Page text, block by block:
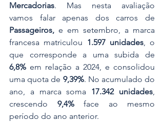
Mercadorias. Mas nesta avaliação
Passageiros, e em setembro, a marca
francesa matriculou 1.597 unidades, o
6,8% em relação a 2024, e consolidou
uma quota de 9,39%. No acumulado do
ano, a marca soma 17.342 unidades,
crescendo 9,4% face ao mesmo
período do ano anterior.